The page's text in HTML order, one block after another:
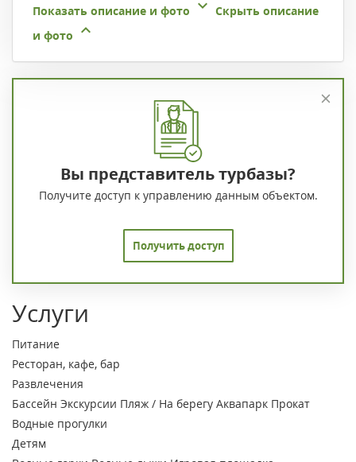
Показать описание и фото
Скрыть описание
и фото
Вы представитель турбазы?
Получите доступ к управлению данным объектом.
Получить доступ
Услуги
Питание
Ресторан, кафе, бар
Развлечения
Бассейн Экскурсии Пляж / На берегу Аквапарк Прокат
Водные прогулки
Детям